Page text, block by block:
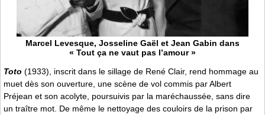
Marcel Levesque, Josseline Gaël et Jean Gabin dans
« Tout ça ne vaut pas l’amour »
Toto (1933), inscrit dans le sillage de René Clair, rend hommage au
muet dès son ouverture, une scène de vol commis par Albert
Préjean et son acolyte, poursuivis par la maréchaussée, sans dire
un traître mot. De même le nettoyage des couloirs de la prison par